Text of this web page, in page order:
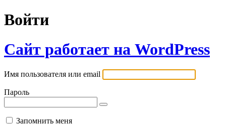
Войти
Сайт работает на WordPress
Имя пользователя или email
Пароль
Запомнить меня